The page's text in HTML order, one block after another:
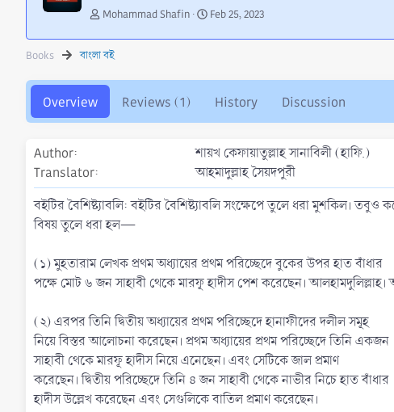
A
t
h
Mohammad Shafin
C
e
n
a
t
e
Feb 25, 2023
Books বাংলা বই
Overview Reviews (1) History Discussion
Author
শায়খ কেফায়াতুল্লাহ সানাবিলী (হাফি.)
Translator
আহমাদুল্লাহ সৈয়দপুরী
বইটির বৈশিষ্ট্যাবলি: বইটির বৈশিষ্ট্যাবলি সংক্ষেপে তুলে ধরা মুশকিল। তবুও
বিষয় তুলে ধরা হল—
(১) মুহতারাম লেখক প্রথম অধ্যায়ের প্রথম পরিচ্ছেদে বুকের উপর হাত বাঁধার
পক্ষে মোট ৬ জন সাহাবী থেকে মারফূ হাদীস পেশ করেছেন।
(২) এরপর তিনি দ্বিতীয় অধ্যায়ের প্রথম পরিচ্ছেদে হানাফীদের দলীল সমূহ
নিয়ে বিস্তর আলোচনা করেছেন। প্রথম অধ্যায়ের প্রথম পরিচ্ছেদে তিনি একজন
সাহাবী থেকে মারফূ হাদীস নিয়ে এনেছেন। এবং সেটিকে জাল প্রমাণ
করেছেন। দ্বিতীয় পরিচ্ছেদে তিনি ৪ জন সাহাবী থেকে নাভীর নিচে হাত বাঁধার
হাদীস উল্লেখ করেছেন এবং সেগুলিকে বাতিল প্রমাণ করেছেন।